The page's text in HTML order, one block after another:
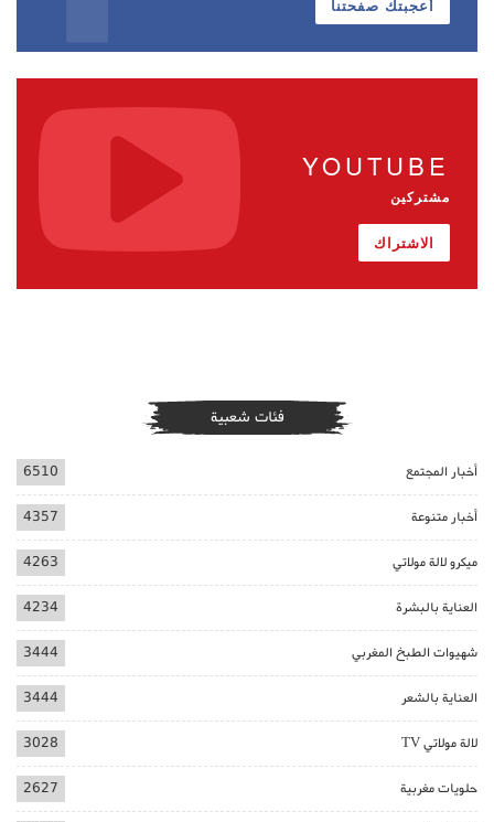
أعجبتك صفحتنا
YOUTUBE
مشتركين
الاشتراك
فئات شعبية
أخبار المجتمع 6510
أخبار متنوعة 4357
ميكرو لالة مولاتي 4263
العناية بالبشرة 4234
شهيوات الطبخ المغربي 3444
العناية بالشعر 3444
لالة مولاتي TV 3028
حلويات مغربية 2627